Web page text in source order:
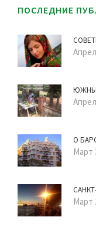
ПОСЛЕДНИЕ
О
Март
Март